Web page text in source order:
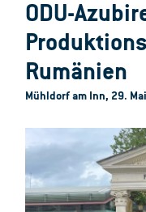
ODU-
Rumänien
Mühldorf am Inn, 29.